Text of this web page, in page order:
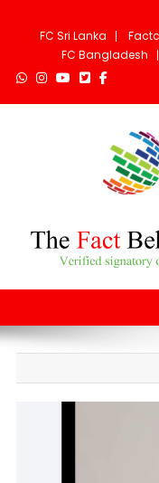
FC Sri Lanka
FC Bangladesh
Fact